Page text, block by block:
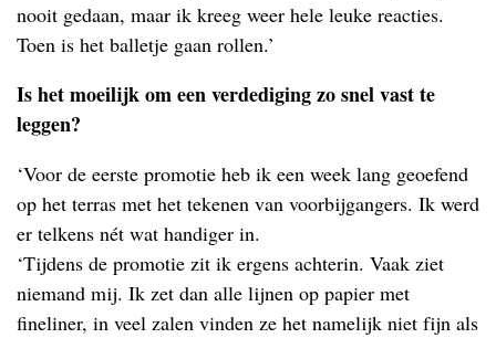
nooit gedaan, maar ik kreeg weer hele leuke reacties.
Toen is het balletje gaan rollen.’
Is het moeilijk om een verdediging zo snel vast te
leggen?
‘Voor de eerste promotie heb ik een week lang geoefend
op het terras met het tekenen van voorbijgangers. Ik werd
er telkens nét wat handiger in.
‘Tijdens de promotie zit ik ergens achterin. Vaak ziet
niemand mij. Ik zet dan alle lijnen op papier met
fineliner, in veel zalen vinden ze het namelijk niet fijn als